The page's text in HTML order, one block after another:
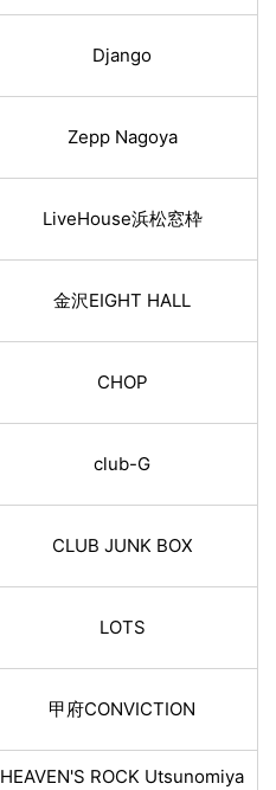
Django
Zepp Nagoya
LiveHouse浜松窓枠
金沢EIGHT HALL
CHOP
club-G
CLUB JUNK BOX
LOTS
甲府CONVICTION
HEAVEN'S ROCK Utsunomiya